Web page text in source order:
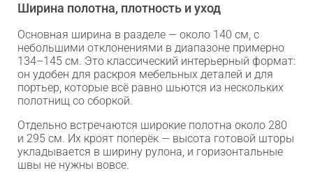
Ширина полотна, плотность и уход
Основная ширина в разделе — около 140 см, с
небольшими отклонениями в диапазоне примерно
134–145 см. Это классический интерьерный формат:
он удобен для раскроя мебельных деталей и для
портьер, которые всё равно шьются из нескольких
полотнищ со сборкой.
Отдельно встречаются широкие полотна около 280
и 295 см. Их кроят поперёк — высота готовой шторы
укладывается в ширину рулона, и горизонтальные
швы не нужны вовсе.